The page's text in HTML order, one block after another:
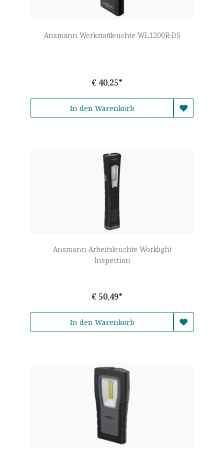
Ansmann Werkstattleuchte WL1200R-DS
€ 40,25*
In den Warenkorb
Ansmann Arbeitsleuchte Worklight
Inspection
€ 50,49*
In den Warenkorb